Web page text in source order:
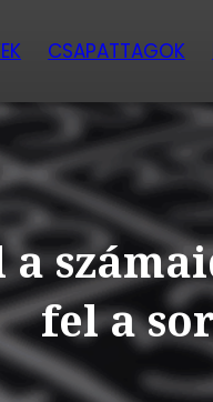
CSAPATTAGOK
a
fel a